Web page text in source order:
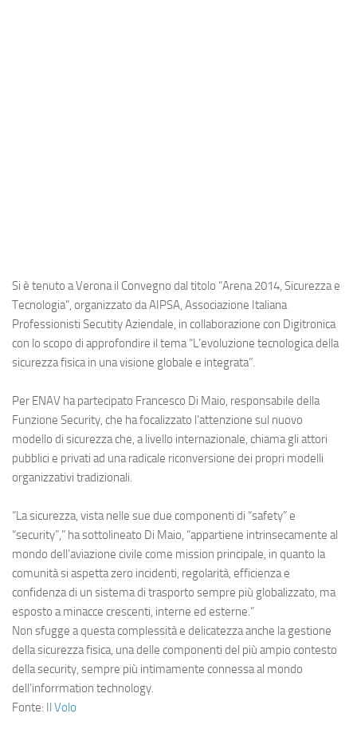
Incidenti
Industria
Eventi
Si è tenuto a Verona il Convegno dal titolo “Arena 2014, Sicurezza e
Tecnologia”, organizzato daAIPSA, Associazione Italiana
Professionisti Secutity Aziendale, in collaborazione con Digitronica
con lo scopo di approfondire il tema “L’evoluzione tecnologica della
sicurezza fisica in una visione globale e integrata”.
Per ENAV ha partecipato Francesco Di Maio, responsabile della
Funzione Security, che ha focalizzato l’attenzione sul nuovo
modello di sicurezza che, a livello internazionale, chiama gli attori
pubblici e privati ad una radicale riconversione dei propri modelli
organizzativi tradizionali.
“La sicurezza, vista nelle sue due componenti di “safety” e
“security”,” ha sottolineato Di Maio, “appartiene intrinsecamente al
mondo dell’aviazione civile come mission principale, in quanto la
comunità si aspetta zero incidenti, regolarità, efficienza e
confidenza di un sistema di trasporto sempre più globalizzato, ma
esposto a minacce crescenti, interne ed esterne.”
Non sfugge a questa complessità e delicatezza anche la gestione
della sicurezza fisica, una delle componenti del più ampio contesto
della security, sempre più intimamente connessa al mondo
dell’inforrmation technology.
Fonte: Il Volo